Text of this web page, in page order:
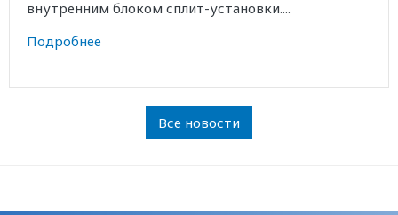
внутренним блоком сплит-установки....
Подробнее
Все новости